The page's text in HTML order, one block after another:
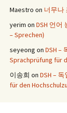
Maestro on 너무나
yerim on DSH 언어
– Sprechen)
seyeong on DSH –
Sprachprüfung für
이송희 on DSH –
für den